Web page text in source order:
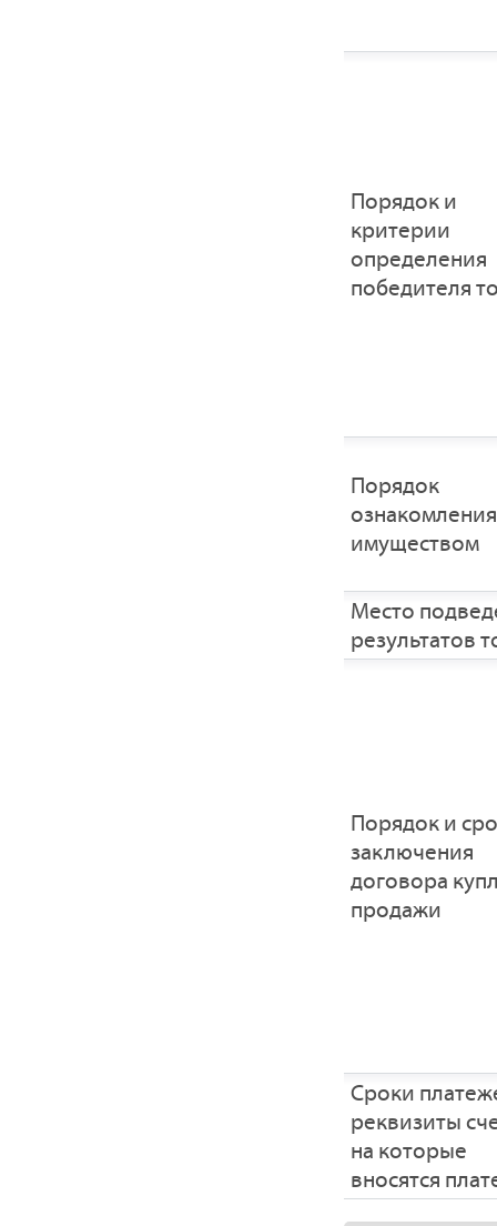
Порядок и
критерии
определения
победителя
Порядок
имуществом
Место
результатов
Порядок и
заключения
договора
продажи
Сроки
реквизиты
на которые
вносятся